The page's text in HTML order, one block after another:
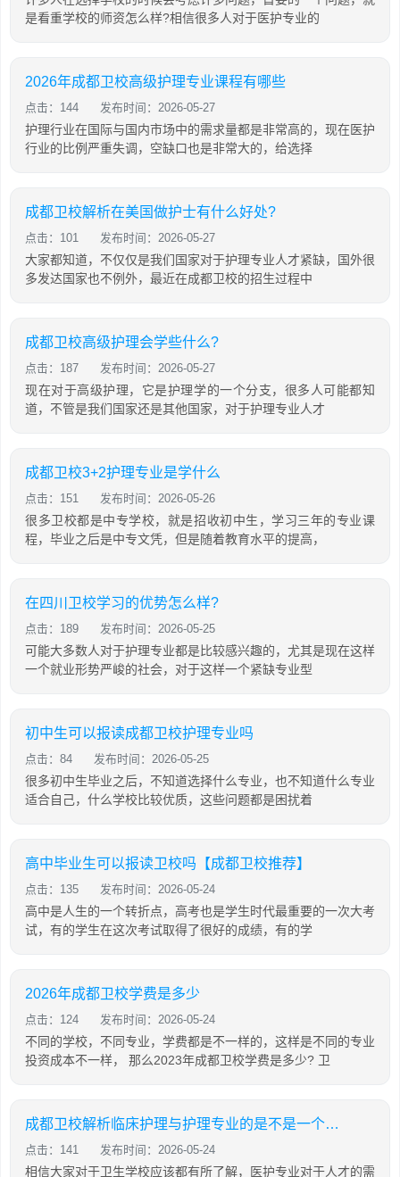
是看重学校的师资怎么样?相信很多人对于医护专业的
2026年成都卫校高级护理专业课程有哪些
点击：144 发布时间：2026-05-27
护理行业在国际与国内市场中的需求量都是非常高的，现在医护
行业的比例严重失调，空缺口也是非常大的，给选择
成都卫校解析在美国做护士有什么好处?
点击：101 发布时间：2026-05-27
大家都知道，不仅仅是我们国家对于护理专业人才紧缺，国外很
多发达国家也不例外，最近在成都卫校的招生过程中
成都卫校高级护理会学些什么?
点击：187 发布时间：2026-05-27
现在对于高级护理，它是护理学的一个分支，很多人可能都知
道，不管是我们国家还是其他国家，对于护理专业人才
成都卫校3+2护理专业是学什么
点击：151 发布时间：2026-05-26
很多卫校都是中专学校，就是招收初中生，学习三年的专业课
程，毕业之后是中专文凭，但是随着教育水平的提高，
在四川卫校学习的优势怎么样?
点击：189 发布时间：2026-05-25
可能大多数人对于护理专业都是比较感兴趣的，尤其是现在这样
一个就业形势严峻的社会，对于这样一个紧缺专业型
初中生可以报读成都卫校护理专业吗
点击：84 发布时间：2026-05-25
很多初中生毕业之后，不知道选择什么专业，也不知道什么专业
适合自己，什么学校比较优质，这些问题都是困扰着
高中毕业生可以报读卫校吗【成都卫校推荐】
点击：135 发布时间：2026-05-24
高中是人生的一个转折点，高考也是学生时代最重要的一次大考
试，有的学生在这次考试取得了很好的成绩，有的学
2026年成都卫校学费是多少
点击：124 发布时间：2026-05-24
不同的学校，不同专业，学费都是不一样的，这样是不同的专业
投资成本不一样， 那么2023年成都卫校学费是多少? 卫
成都卫校解析临床护理与护理专业的是不是一个概念?
点击：141 发布时间：2026-05-24
相信大家对于卫生学校应该都有所了解，医护专业对于人才的需